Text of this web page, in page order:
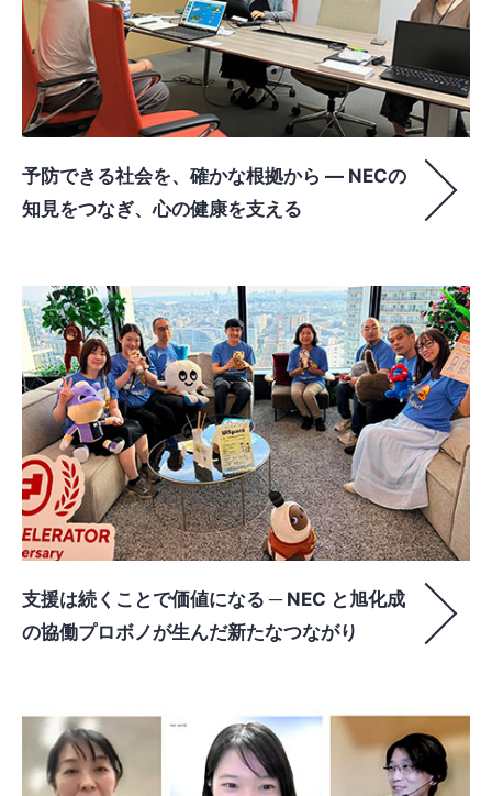
予防できる社会を、確かな根拠から ― NECの
知見をつなぎ、心の健康を支える
支援は続くことで価値になる ─ NEC と旭化成
の協働プロボノが生んだ新たなつながり